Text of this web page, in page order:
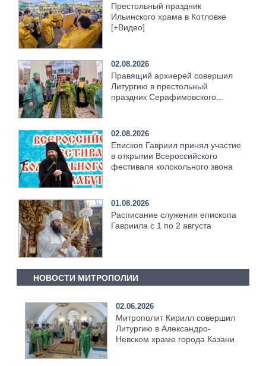
Престольный праздник
Ильинского храма в Котловке
[+Видео]
02.08.2026
Правящий архиерей совершил
Литургию в престольный
праздник Серафимовского
02.08.2026
Епископ Гавриил принял участие
в открытии Всероссийского
фестиваля колокольного звона
01.08.2026
Расписание служения епископа
Гавриила с 1 по 2 августа
НОВОСТИ МИТРОПОЛИИ
02.06.2026
Митрополит Кирилл совершил
Литургию в Александро-
Невском храме города Казани